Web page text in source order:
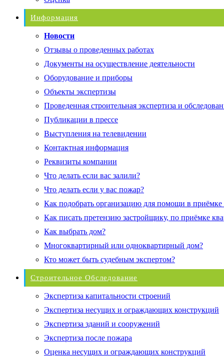
Информация
Новости
Отзывы о проведенных работах
Документы на осуществление деятельности
Оборудование и приборы
Объекты экспертизы
Проведенная строительная экспертиза и
Публикации в прессе
Выступления на телевидении
Контактная информация
Реквизиты компании
Что делать если вас залили?
Что делать если у вас пожар?
Как подобрать организацию для помощи в приёмке
Как писать претензию застройщику, по приёмке
Как выбрать дом?
Многоквартирный или одноквартирный дом?
Кто может быть судебным экспертом?
Строительное Обследование
Экспертиза капитальности строений
Экспертиза несущих и ограждающих конструкций
Экспертиза зданий и сооружений
Экспертиза после пожара
Оценка несущих и ограждающих конструкций